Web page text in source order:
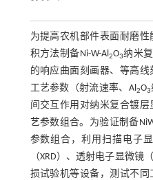
为提高农机部件表面耐磨
积方法制备Ni-W-Al2O3纳米
的响应曲面刻画器、等高
工艺参数（射流速率、Al2O3
间交互作用对纳米复合镀
艺参数组合。为验证制备
参数组合，利用扫描电子
（XRD）、透射电子显微镜
损试验机等设备，测试不